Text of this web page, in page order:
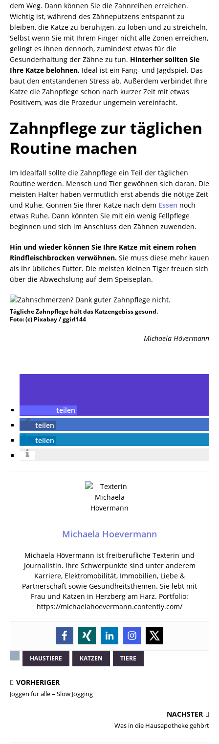
dem Weg. Dann können Sie die Zahnreihen erreichen.
Wichtig ist, während des Zähneputzens entspannt zu
bleiben, die Katze zu beruhigen, zu loben und zu streicheln.
Selbst wenn Sie mit Ihrem Finger nicht alle Zonen erreichen,
gelingt es Ihnen dennoch, zumindest etwas für die
Gesunderhaltung der Zähne zu tun. Hinterher sollten Sie
Ihre Katze belohnen. Ideal ist ein Fang- und Jagdspiel. Das
baut den entstandenen Stress ab. Außerdem verbindet Ihre
Katze die Zahnpflege schon nach kurzer Zeit mit etwas
Positivem, was die Prozedur ungemein vereinfacht.
Zahnpflege zur täglichen
Routine machen
Im Idealfall sollte die Zahnpflege ein Teil der täglichen
Routine werden. Mensch und Tier gewöhnen sich daran. Die
meisten Halter haben vermutlich erst abends die nötige Zeit
und Ruhe. Gönnen Sie Ihrer Katze nach dem Essen noch
etwas Ruhe. Dann könnten Sie mit ein wenig Fellpflege
beginnen und sich im Anschluss den Zähnen zuwenden.
Hin und wieder können Sie Ihre Katze mit einem rohen
Rindfleischbrocken verwöhnen. Sie muss diese mehr kauen
als ihr übliches Futter. Die meisten kleinen Tiger freuen sich
über die Abwechslung auf dem Speiseplan.
Tägliche Zahnpflege hält das Katzengebiss gesund.
Foto: (c) Pixabay / ggirl144
Michaela Hövermann
teilen
teilen
teilen
Michaela Hoevermann
Michaela Hövermann ist freiberufliche Texterin und
Journalistin. Ihre Schwerpunkte sind unter anderem
Karriere, Elektromobilität, Immobilien, Liebe &
Partnerschaft sowie Gesundheitsthemen. Sie lebt mit
Frau und Katzen in Herzberg am Harz. Portfolio:
https://michaelahoevermann.contently.com/
HAUSTIERE KATZEN TIERE
VORHERIGER
Joggen für alle – Slow Jogging
NÄCHSTER
Was in die Hausapotheke gehört